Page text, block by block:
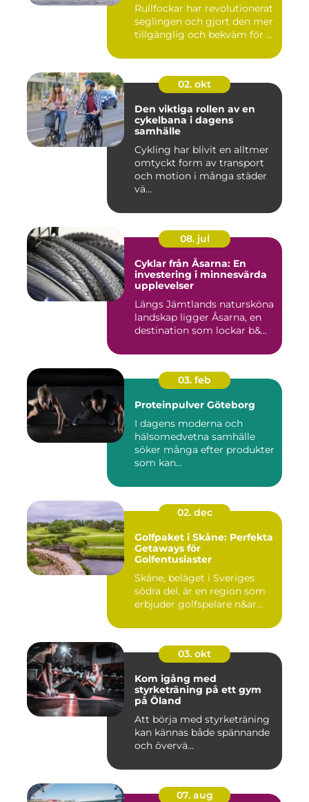
Rullfockar har revolutionerat
seglingen och gjort den mer
tillgänglig och bekväm för ...
02. okt
Den viktiga rollen av en
cykelbana i dagens
samhälle
Cykling har blivit en alltmer
omtyckt form av transport
och motion i många städer
vä...
08. jul
Cyklar från Åsarna: En
investering i minnesvärda
upplevelser
Längs Jämtlands natursköna
landskap ligger Åsarna, en
destination som lockar b&...
03. feb
Proteinpulver Göteborg
I dagens moderna och
hälsomedvetna samhälle
söker många efter produkter
som kan...
02. dec
Golfpaket i Skåne: Perfekta
Getaways för
Golfentusiaster
Skåne, beläget i Sveriges
södra del, är en region som
erbjuder golfspelare n&ar...
03. okt
Kom igång med
styrketräning på ett gym
på Öland
Att börja med styrketräning
kan kännas både spännande
och övervä...
07. aug